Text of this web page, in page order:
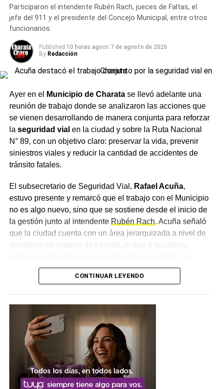
TANGO 01
VIAJES
ACTUALIDAD
Vaca Muerta vs. el NEA: Por qué el boom
patagónico no derrama al norte y qué recurso
propio tiene el Chaco
NOTICIAS
Zdero le ganó dos elecciones seguidas a
personal a cargo de la tarea preventiva, sino también en
la instancia posterior, de modo que se trate de un
personas involucradas.
Un encuentro con distintas
áreas
Del encuentro participaron, además, el intendente de
subsecretario de Seguridad
Vial, Rafael Acuña
; la jueza de Faltas Municipal, Gimena
Vázquez; el director de Zona Interior Charata, Antonio
Rudaz; el secretario de Tránsito, Carlos Aoad; el jefe del
Caminera, Mario Sosa, y el presidente del Concejo
Municipal, Alejandro Barcala.
noticias de Charataen
Participaron el intendente Rubén Rach, jueces de Faltas, el
jefe del 911 y el presidente del Concejo Municipal, entre otros
funcionarios.
Published 10 horas agoon 7 de agosto de 2026
By Redacción
Ayer en el Municipio de Charatase llevó adelante una
reunión de trabajo donde se analizaron las acciones que
se vienen desarrollando de manera conjunta para reforzar
la seguridad vial en la ciudad y sobre la Ruta Nacional
N° 89, con un objetivo claro: preservar la vida, prevenir
siniestros viales y reducir la cantidad de accidentes de
tránsito fatales.
El subsecretario de Seguridad Vial, Rafael Acuña,
estuvo presente y remarcó que el trabajo con el Municipio
no es algo nuevo, sino que se sostiene desde el inicio de
la gestión junto al intendente Rubén Rach. Acuña señaló
que la ciudad cuenta con un área jerarquizada a nivel de
secretaría en materia de tránsito, lo que a su criterio
importancia la movilidad, un concepto que consideró más
amplio que el de la seguridad vial, ya que atraviesa el día
Una articulación entre
distintos organismos
El funcionario provincial subrayó que resulta fundamental
abordar la problemática desde diferentes puntos, en el
marco de la articulación que se da entre el Poder
CONTINUAR LEYENDO